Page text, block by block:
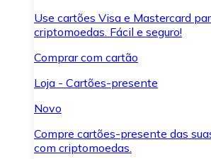
Use cartões Visa e Mastercard
criptomoedas. Fácil e seguro!
Comprar com cartão
Loja - Cartões-presente
Novo
Compre cartões-presente das
com criptomoedas.